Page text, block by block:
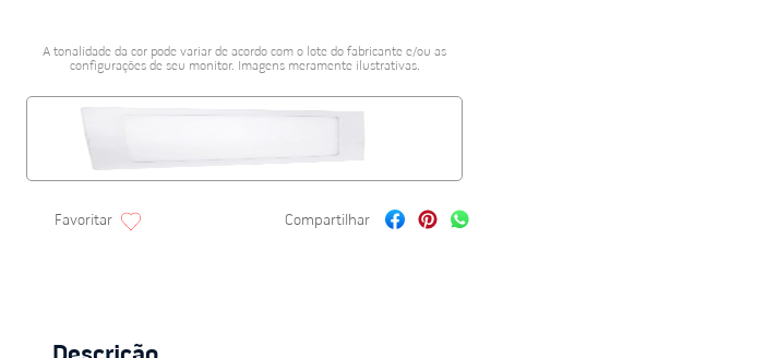
A tonalidade da cor pode variar de acordo com o lote do fabricante e/ou as
configurações de seu monitor. Imagens meramente ilustrativas.